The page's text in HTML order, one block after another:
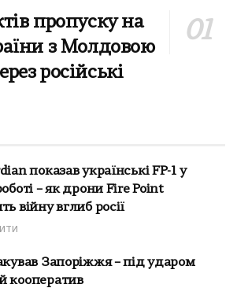
пропуску на
з Молдовою
російські
показав українські FP-1 у
– як дрони Fire Point
війну вглиб росії
Запоріжжя – під ударом
кооператив